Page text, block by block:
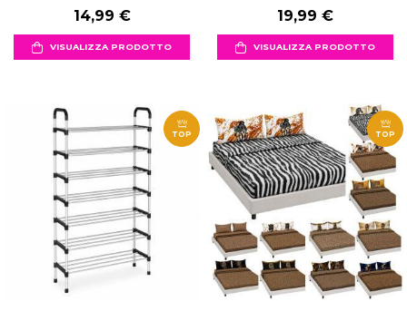
14,99 €
VISUALIZZA PRODOTTO
19,99 €
VISUALIZZA PRODOTTO
TOP TOP